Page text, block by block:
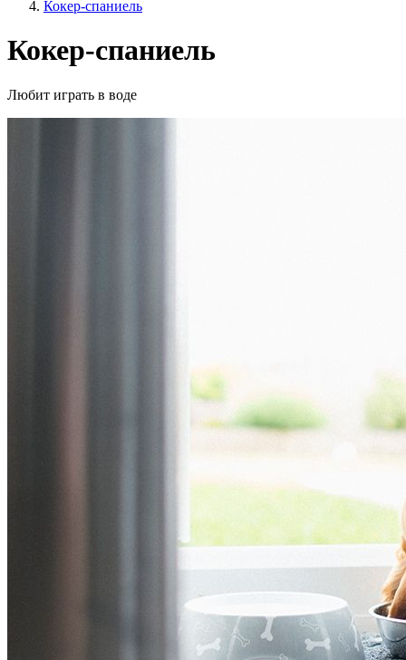
Кокер-спаниель
Кокер-спаниель
Любит играть в воде